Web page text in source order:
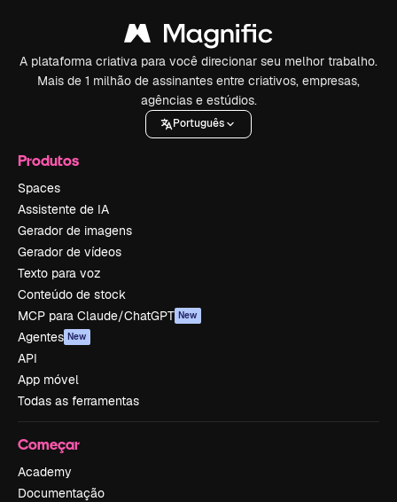
A plataforma criativa para você direcionar seu melhor trabalho.
Mais de 1 milhão de assinantes entre criativos, empresas,
agências e estúdios.
Português
Produtos
Spaces
Assistente de IA
Gerador de imagens
Gerador de vídeos
Texto para voz
Conteúdo de stock
MCP para Claude/ChatGPT New
Agentes New
API
App móvel
Todas as ferramentas
Começar
Academy
Documentação